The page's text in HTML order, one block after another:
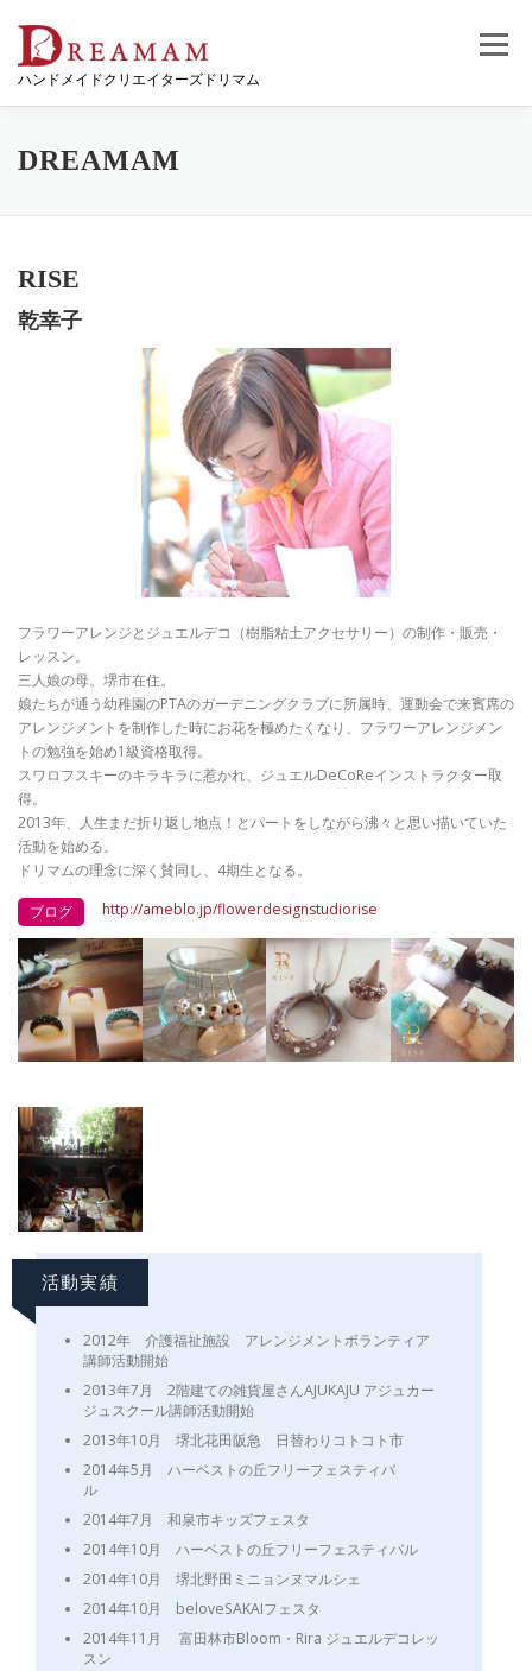
ツ
ハンドメイドクリエイターズドリマム
メニュー
DREAMAM
RISE
乾幸子
フラワーアレンジとジュエルデコ（樹脂粘土アクセサリー）の制作・販売・
レッスン。
三人娘の母。堺市在住。
娘たちが通う幼稚園のPTAのガーデニングクラブに所属時、運動会で来賓席の
アレンジメントを制作した時にお花を極めたくなり、フラワーアレンジメン
トの勉強を始め1級資格取得。
スワロフスキーのキラキラに惹かれ、ジュエルDeCoReインストラクター取
得。
2013年、人生まだ折り返し地点！とパートをしながら沸々と思い描いていた
活動を始める。
ドリマムの理念に深く賛同し、4期生となる。
ブログ http://ameblo.jp/flowerdesignstudiorise
活動実績
2012年 介護福祉施設 アレンジメントボランティア
講師活動開始
2013年7月 2階建ての雑貨屋さんAJUKAJU アジュカー
ジュスクール講師活動開始
2013年10月 堺北花田阪急 日替わりコトコト市
2014年5月 ハーベストの丘フリーフェスティバ
ル
2014年7月 和泉市キッズフェスタ
2014年10月 ハーベストの丘フリーフェスティバル
2014年10月 堺北野田ミニョンヌマルシェ
2014年10月 beloveSAKAIフェスタ
2014年11月 富田林市Bloom・Rira ジュエルデコレッ
スン